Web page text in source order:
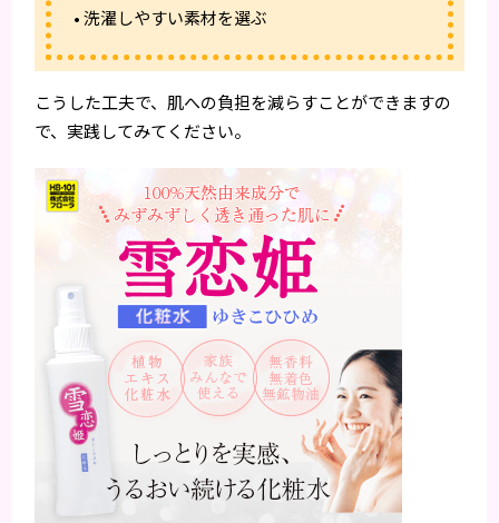
• 洗濯しやすい素材を選ぶ
こうした工夫で、肌への負担を減らすことができますの
で、実践してみてください。